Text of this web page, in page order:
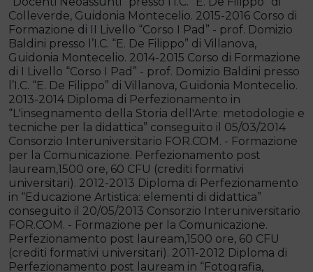
Colleverde, Guidonia Montecelio. 2015-2016 Corso di
Formazione di II Livello “Corso I Pad” - prof. Domizio
Baldini presso l’I.C. “E. De Filippo” di Villanova,
Guidonia Montecelio. 2014-2015 Corso di Formazione
di I Livello “Corso I Pad” - prof. Domizio Baldini presso
l’I.C. “E. De Filippo” di Villanova, Guidonia Montecelio.
2013-2014 Diploma di Perfezionamento in
“L'insegnamento della Storia dell'Arte: metodologie e
tecniche per la didattica” conseguito il 05/03/2014
Consorzio Interuniversitario FOR.COM. - Formazione
per la Comunicazione. Perfezionamento post
lauream,1500 ore, 60 CFU (crediti formativi
universitari). 2012-2013 Diploma di Perfezionamento
in “Educazione Artistica: elementi di didattica”
conseguito il 20/05/2013 Consorzio Interuniversitario
FOR.COM. - Formazione per la Comunicazione.
Perfezionamento post lauream,1500 ore, 60 CFU
(crediti formativi universitari). 2011-2012 Diploma di
Perfezionamento post lauream in “Fotografia,